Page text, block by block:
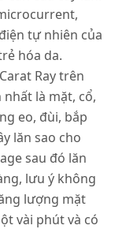
tự nhiên của
hóa da.
Ray trên
là mặt, cổ,
eo, đùi, bắp
lăn sao cho
sau đó lăn
lưu ý không
lượng mặt
vài phút và có